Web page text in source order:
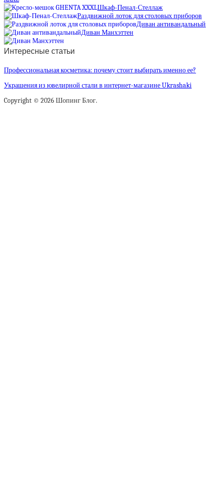
Шкаф-Пенал-Стеллаж
Раздвижной лоток для столовых приборов
Диван антивандальный
Диван Манхэттен
Интересные статьи
Профессиональная косметика: почему стоит выбирать именно ее?
Украшения из ювелирной стали в интернет-магазине Ukrashaki
Copyright © 2026 Шопинг Блог.